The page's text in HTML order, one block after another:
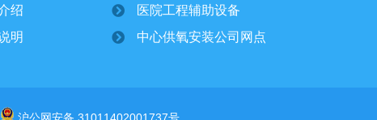
绍
明
医院工程辅助设备
中心供氧安装公司网点